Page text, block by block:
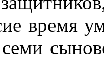
время